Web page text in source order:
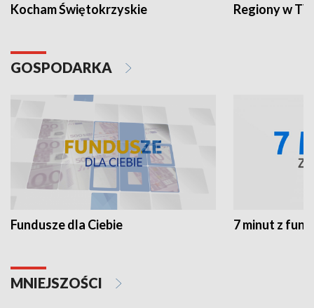
Kocham Świętokrzyskie Regiony w
GOSPODARKA
Fundusze dla Ciebie 7 minut z
MNIEJSZOŚCI